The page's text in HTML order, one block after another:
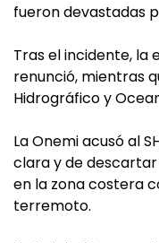
fueron devastadas
Tras el incidente, la
renunció, mientras
Hidrográfico y
La Onemi acusó al
clara y de
en la zona costera
terremoto.